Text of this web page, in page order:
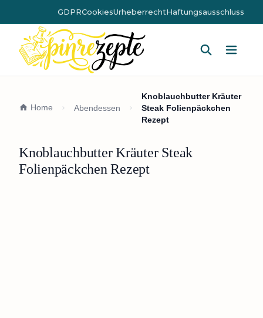
GDPRCookiesUrheberrechtHaftungsausschluss
Home Abendessen
Knoblauchbutter Kräuter
Steak Folienpäckchen
Rezept
Knoblauchbutter Kräuter Steak
Folienpäckchen Rezept